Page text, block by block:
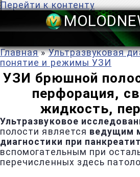
Перейти к контенту
Главная » Ультразвуковая
понятие и режимы УЗИ
УЗИ брюшной
перфорация,
жидкость,
Ультразвуковое
полости является ведущим
диагностики при
вспомогательным при
перечисленных здесь